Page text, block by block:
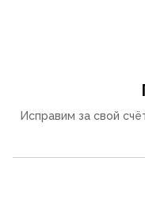
Исправим за свой